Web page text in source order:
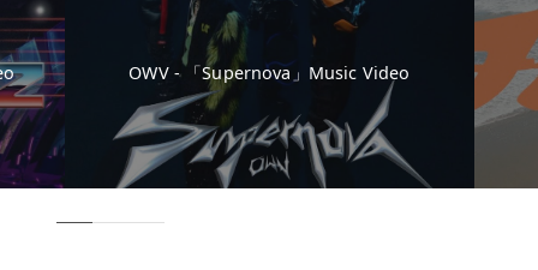
OWV - 「Supernova」Music Video